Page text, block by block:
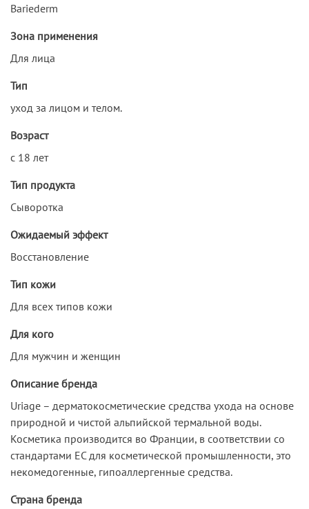
Bariederm
Зона применения
Для лица
Тип
уход за лицом и телом.
Возраст
с 18 лет
Тип продукта
Сыворотка
Ожидаемый эффект
Восстановление
Тип кожи
Для всех типов кожи
Для кого
Для мужчин и женщин
Описание бренда
Uriage – дерматокосметические средства ухода на основе
природной и чистой альпийской термальной воды.
Косметика производится во Франции, в соответствии со
стандартами ЕС для косметической промышленности, это
некомедогенные, гипоаллергенные средства.
Страна бренда